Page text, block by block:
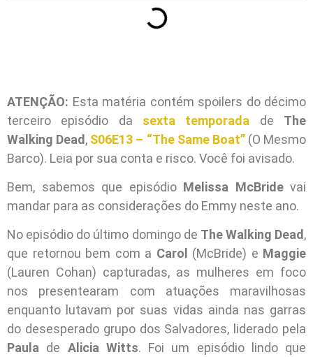
ATENÇÃO: Esta matéria contém spoilers do décimo
terceiro episódio da sexta temporada de The
Walking Dead, S06E13 – “The Same Boat”(O Mesmo
Barco). Leia por sua conta e risco. Você foi avisado.
Bem, sabemos que episódio Melissa McBridevai
mandar para as considerações do Emmy neste ano.
No episódio do último domingo de The Walking Dead,
que retornou bem com a Carol (McBride) e Maggie
(Lauren Cohan) capturadas, as mulheres em foco
nos presentearam com atuações maravilhosas
enquanto lutavam por suas vidas ainda nas garras
do desesperado grupo dos Salvadores, liderado pela
Paula de Alicia Witts. Foi um episódio lindo que